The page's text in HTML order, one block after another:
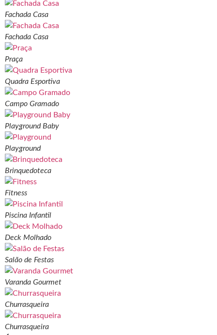
Fachada Casa
Fachada Casa
Praça
Quadra Esportiva
Campo Gramado
Playground Baby
Playground
Brinquedoteca
Fitness
Piscina Infantil
Deck Molhado
Salão de Festas
Varanda Gourmet
Churrasqueira
Churrasqueira